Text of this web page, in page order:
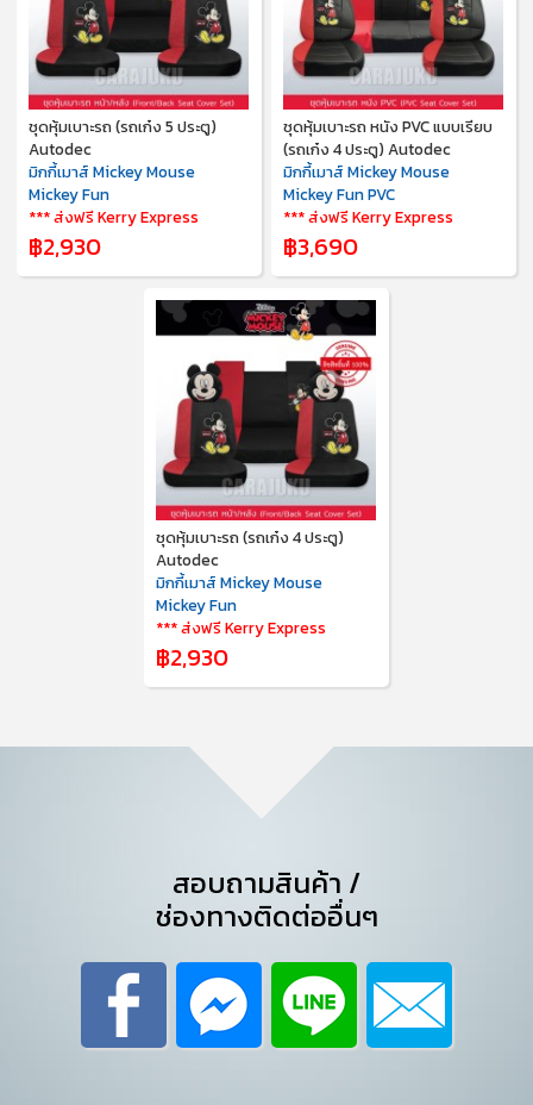
ชุดหุ้มเบาะรถ (รถเก๋ง 5 ประตู)
Autodec
มิกกี้เมาส์ Mickey Mouse
Mickey Fun
*** ส่งฟรี Kerry Express
฿2,930
ชุดหุ้มเบาะรถ หนัง PVC แบบเรียบ
(รถเก๋ง 4 ประตู) Autodec
มิกกี้เมาส์ Mickey Mouse
Mickey Fun PVC
*** ส่งฟรี Kerry Express
฿3,690
ชุดหุ้มเบาะรถ (รถเก๋ง 4 ประตู)
Autodec
มิกกี้เมาส์ Mickey Mouse
Mickey Fun
*** ส่งฟรี Kerry Express
฿2,930
สอบถามสินค้า /
ช่องทางติดต่ออื่นๆ